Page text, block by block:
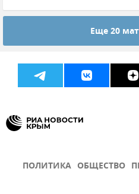
Топливо в Крыму
Правительство
Еще 20
ПОЛИТИКА ОБЩЕСТВО